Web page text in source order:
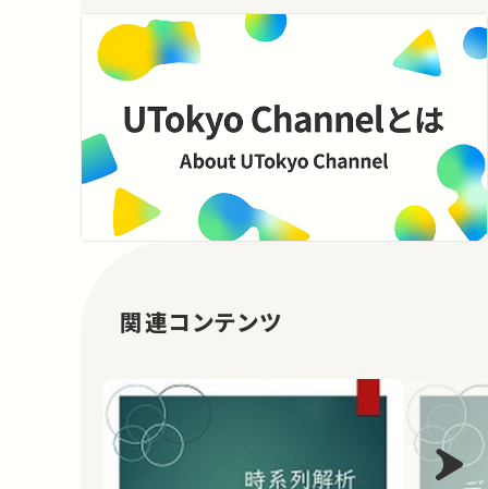
関連コンテンツ